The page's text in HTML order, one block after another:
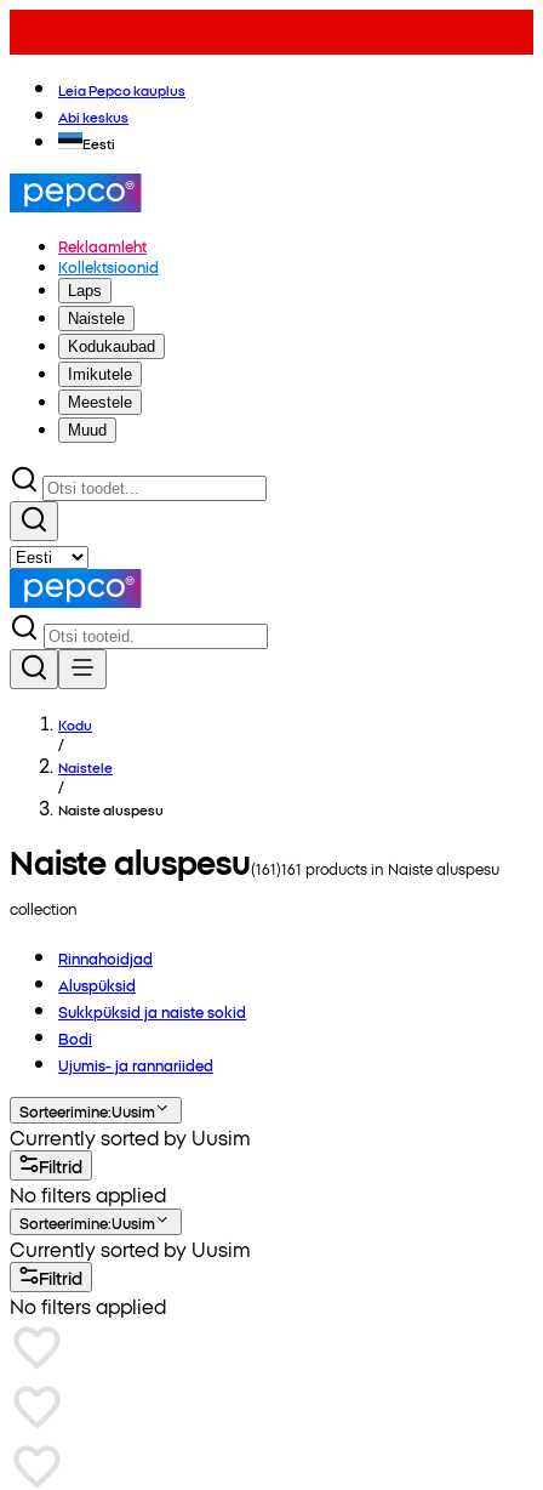
Leia Pepco kauplus
Abi keskus
Eesti
Reklaamleht
Kollektsioonid
Laps
Naistele
Kodukaubad
Imikutele
Meestele
Muud
Kodu
/
Naistele
/
Naiste aluspesu
Naiste aluspesu(161)161 products in Naiste aluspesu
collection
Rinnahoidjad
Aluspüksid
Sukkpüksid ja naiste sokid
Bodi
Ujumis- ja rannariided
Sorteerimine:Uusim
Currently sorted by Uusim
Filtrid
No filters applied
Sorteerimine:Uusim
Currently sorted by Uusim
Filtrid
No filters applied